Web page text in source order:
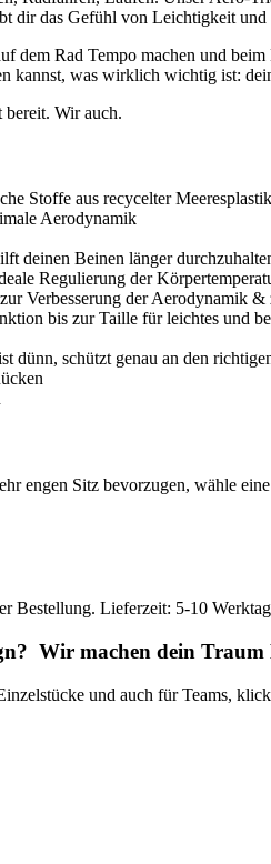
dir das Gefühl von Leichtigkeit
dem Rad Tempo machen und
kannst, was wirklich wichtig ist:
bereit. Wir auch.
Stoffe aus recycelter
Aerodynamik
deinen Beinen länger
Regulierung der
Verbesserung der Aerodynamik &
bis zur Taille für leichtes und
dünn, schützt genau an den
engen Sitz bevorzugen, wähle
Bestellung. Lieferzeit: 5-10
Wir machen dein
und auch für Teams,